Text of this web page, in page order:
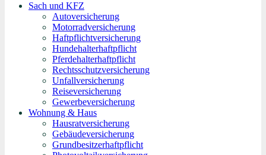
Sach und KFZ
Autoversicherung
Motorradversicherung
Haftpflichtversicherung
Hundehalterhaftpflicht
Pferdehalterhaftpflicht
Rechtsschutzversicherung
Unfallversicherung
Reiseversicherung
Gewerbeversicherung
Wohnung & Haus
Hausratversicherung
Gebäudeversicherung
Grundbesitzerhaftpflicht